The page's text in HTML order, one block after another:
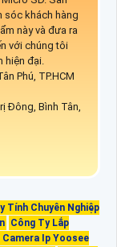
sóc khách hàng
này và đưa ra
với chúng tôi
hiện đại.
Phú, TP.HCM
Đông, Bình Tân,
Tính Chuyên Nghiệp
Công Ty Lắp
Ip Yoosee